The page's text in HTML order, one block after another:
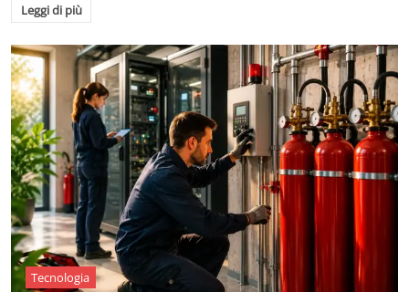
Leggi di più
Tecnologia